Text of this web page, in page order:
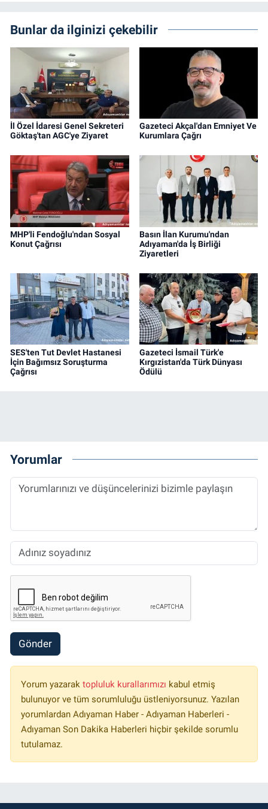
Bunlar da ilginizi çekebilir
İl Özel İdaresi Genel Sekreteri
Göktaş'tan AGC'ye Ziyaret
Gazeteci Akçal'dan Emniyet Ve
Kurumlara Çağrı
MHP'li Fendoğlu'ndan Sosyal
Konut Çağrısı
Basın İlan Kurumu'ndan
Adıyaman'da İş Birliği
Ziyaretleri
SES'ten Tut Devlet Hastanesi
İçin Bağımsız Soruşturma
Çağrısı
Gazeteci İsmail Türk'e
Kırgızistan'da Türk Dünyası
Ödülü
Yorumlar
Gönder
Yorum yazarak topluluk kurallarımızı kabul etmiş
bulunuyor ve tüm sorumluluğu üstleniyorsunuz. Yazılan
yorumlardan Adıyaman Haber - Adıyaman Haberleri -
Adıyaman Son Dakika Haberleri hiçbir şekilde sorumlu
tutulamaz.